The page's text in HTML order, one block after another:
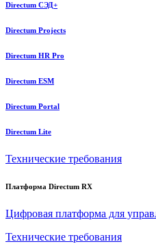
Directum СЭД+
Directum Projects
Directum HR Pro
Directum ESM
Directum Portal
Directum Lite
Технические требования
Платформа Directum RX
Цифровая платформа для
Технические требования